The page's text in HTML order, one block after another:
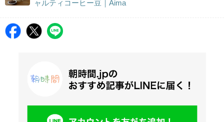
ャルティコーヒー豆｜Aima